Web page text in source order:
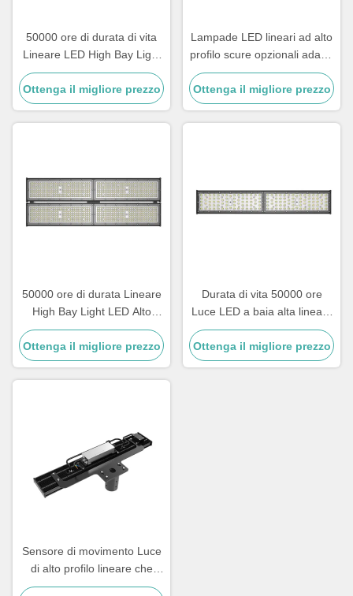
50000 ore di durata di vita
Lineare LED High Bay Light
in 100W 120W 150W 200W
240W e 300W Opzioni di
potenza per illuminazione
industriale
Ottenga il migliore prezzo
Lampade LED lineari ad alto
profilo scure opzionali adatte
a progetti di illuminazione
industriale e commerciale
Ottenga il migliore prezzo
50000 ore di durata Lineare
High Bay Light LED Alto
flusso luminoso Oltre 15
Adatto per applicazioni di
illuminazione commerciale
Ottenga il migliore prezzo
Durata di vita 50000 ore
Luce LED a baia alta lineare
Classe II UE Classe elettrica
Perfetta per magazzini e
grandi aree interne
Ottenga il migliore prezzo
Sensore di movimento Luce
di alto profilo lineare che
offre 90 gradi o 120 gradi